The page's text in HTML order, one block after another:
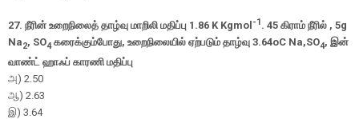
27. நீரின் உறைநிலைத் தாழ்வு மாறிலி மதிப்பு 1.86 K Kgmol -1. 45 கிராம் நீரில் , 5g
Na2, SO4 கரைக்கும்போது, உறைநிலையில் ஏற்படும் தாழ்வு 3.64oC Na,SO4, இன்
வாண்ட் ஹாஃப் காரணி மதிப்பு
அ) 2.50
ஆ) 2.63
இ) 3.64